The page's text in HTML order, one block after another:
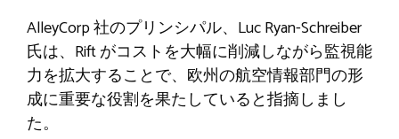
AlleyCorp 社のプリンシパル、Luc Ryan-Schreiber
氏は、Rift がコストを大幅に削減しながら監視能
力を拡​​大することで、欧州の航空情報部門の形
成に重要な役割を果たしていると指摘しまし
た。